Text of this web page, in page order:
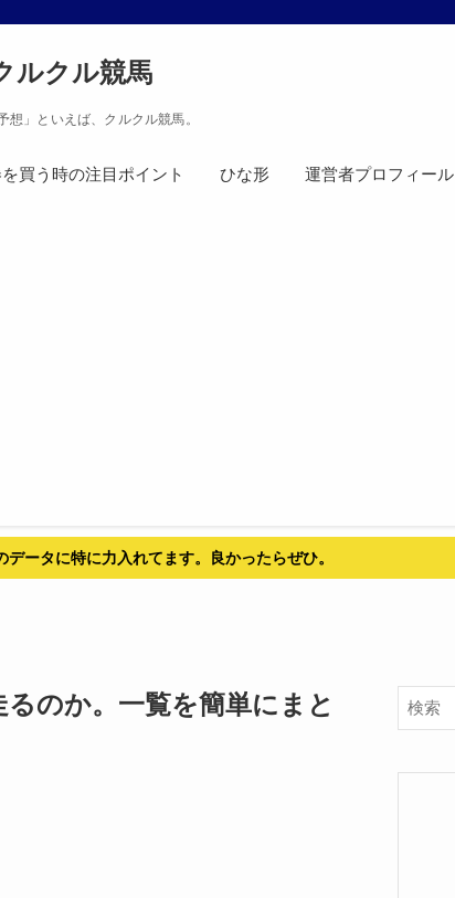
ルクル競馬
想」といえば、クルクル競馬。
買う時の注目ポイント ひな形 運営者プロフィール
ータに特に力入れてます。良かったらぜひ。
のか。一覧を簡単にまと